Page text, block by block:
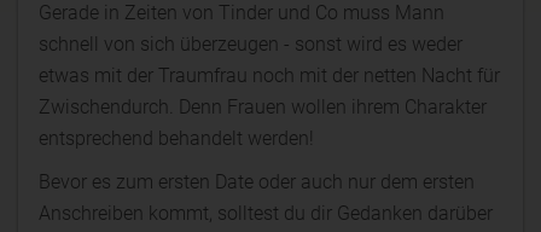
Gerade in Zeiten von Tinder und Co muss Mann
schnell von sich überzeugen - sonst wird es weder
etwas mit der Traumfrau noch mit der netten Nacht für
Zwischendurch. Denn Frauen wollen ihrem Charakter
entsprechend behandelt werden!
Bevor es zum ersten Date oder auch nur dem ersten
Anschreiben kommt, solltest du dir Gedanken darüber